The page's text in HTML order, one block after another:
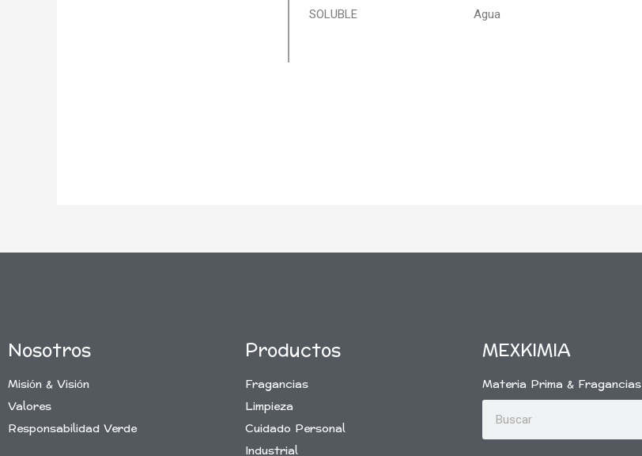
SOLUBLE Agua
Nosotros
Misión & Visión
Valores
Responsabilidad Verde
Productos
Fragancias
Limpieza
Cuidado Personal
Industrial
MEXKIMIA
Materia Prima & Fragancias